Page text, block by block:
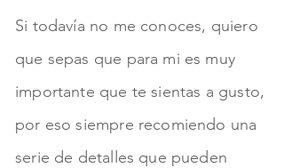
Si todavía no me conoces, quiero
que sepas que para mi es muy
importante que te sientas a gusto,
por eso siempre recomiendo una
serie de detalles que pueden